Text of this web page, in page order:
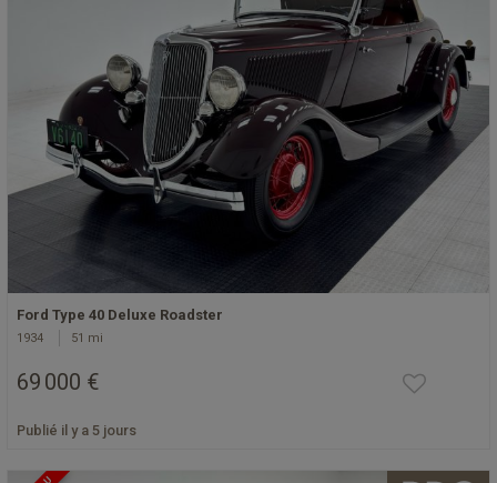
Ford Type 40 Deluxe Roadster
1934 51 mi
69 000 €
Publié il y a 5 jours